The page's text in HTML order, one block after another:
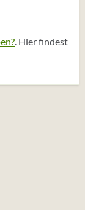
. Hier findest